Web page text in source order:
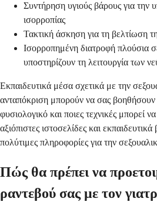
Συντήρηση υγιούς βάρους για την
ισορροπίας
Τακτική άσκηση για τη βελτίωση
Ισορροπημένη διατροφή πλούσια
υποστηρίζουν τη λειτουργία των
Εκπαιδευτικά μέσα σχετικά με την
ανταπόκριση μπορούν να σας βοηθήσουν
φυσιολογικό και ποιες τεχνικές μπορεί
αξιόπιστες ιστοσελίδες και
πολύτιμες πληροφορίες για την
Πώς θα πρέπει να
ραντεβού σας με τον